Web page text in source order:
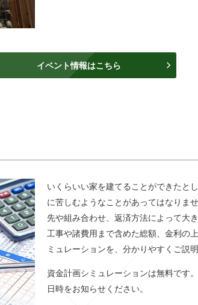
イベント情報はこちら
いくらいい家を建てることができたと
に苦しむようなことがあってはなりま
先や組み合わせ、返済方法によって大
工事や諸費用まで含めた総額、金利の
ミュレーションを、分かりやすくご説明
資金計画シミュレーションは無料です
日時をお知らせください。